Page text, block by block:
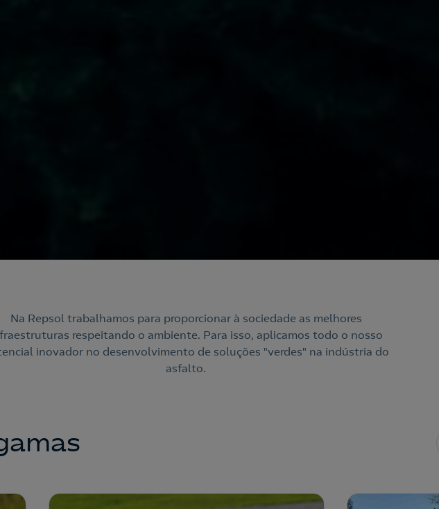
Na Repsol trabalhamos para proporcionar à sociedade as melhores
respeitando o ambiente. Para isso, aplicamos todo o nosso
inovador no desenvolvimento de soluções "verdes" na indústria do
asfalto.